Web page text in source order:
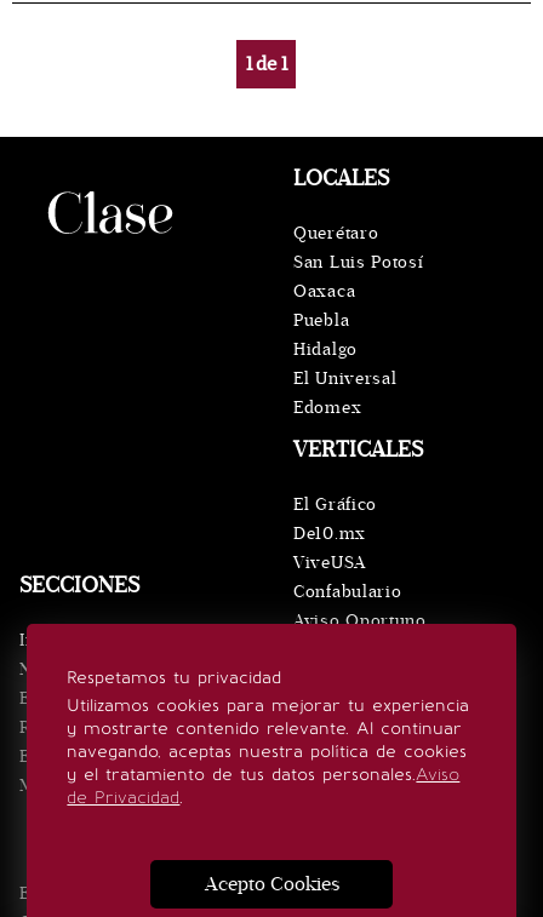
1de1
Respetamos tu privacidad
Utilizamos cookies para mejorar tu experiencia
y mostrarte contenido relevante. Al continuar
navegando, aceptas nuestra política de cookies
y el tratamiento de tus datos personales.Aviso
de Privacidad.
Acepto Cookies
SECCIONES
Inicio
Noticias
Eventos
Realeza
Estilo de vida
Minuto x Minuto
VERTICALES
El Gráfico
De10.mx
ViveUSA
Confabulario
Aviso Oportuno
LOCALES
Querétaro
San Luis Potosí
Oaxaca
Puebla
Hidalgo
El Universal
Edomex
SÍGUENOS
Edición Impresa Noticias Quiénes somos